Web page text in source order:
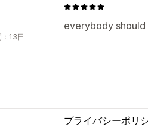
everybody
13日
プライバシーポリ